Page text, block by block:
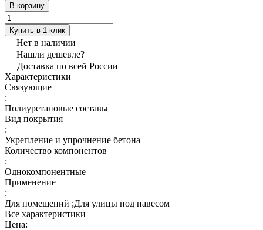
В корзину
Купить в 1 клик
Нет в наличии
Нашли дешевле?
Доставка по всей России
Характеристики
Связующие
:
Полиуретановые составы
Вид покрытия
:
Укрепление и упрочнение бетона
Количество компонентов
:
Однокомпонентные
Применение
:
Для помещений ;Для улицы под навесом
Все характеристики
Цена: